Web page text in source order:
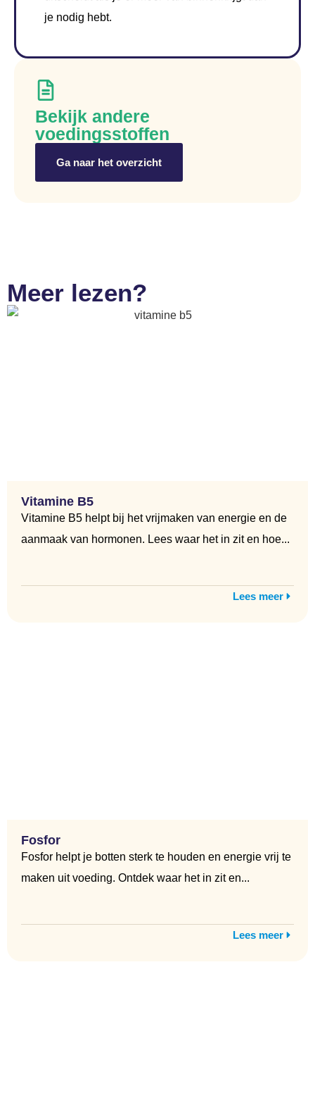
je nodig hebt.
Bekijk andere
voedingsstoffen
Ga naar het overzicht
Meer lezen?
Vitamine B5
Vitamine B5 helpt bij het vrijmaken van energie en de
aanmaak van hormonen. Lees waar het in zit en hoe...
Lees meer
Fosfor
Fosfor helpt je botten sterk te houden en energie vrij te
maken uit voeding. Ontdek waar het in zit en...
Lees meer